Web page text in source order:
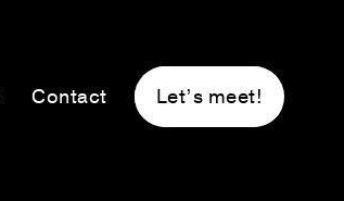
Contact Let’s meet!